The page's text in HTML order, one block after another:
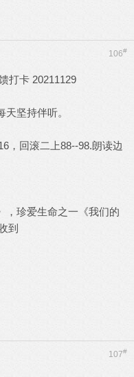
106#
打卡 20211129
坚持伴听。
，回滚二上88--98.朗读边
，珍爱生命之一《我们的
到
107#